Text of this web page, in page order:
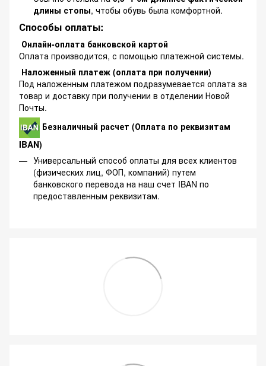
длины стопы, чтобы обувь была комфортной.
Способы оплаты:
Онлайн-оплата банковской картой
Оплата производится, с помощью платежной системы.
Наложенный платеж (оплата при получении)
Под наложенным платежом подразумевается оплата за
товар и доставку при получении в отделении Новой
Почты.
Безналичный расчет (Оплата по реквизитам
IBAN)
Универсальный способ оплаты для всех клиентов
(физических лиц, ФОП, компаний) путем
банковского перевода на наш счет IBAN по
предоставленным реквизитам.